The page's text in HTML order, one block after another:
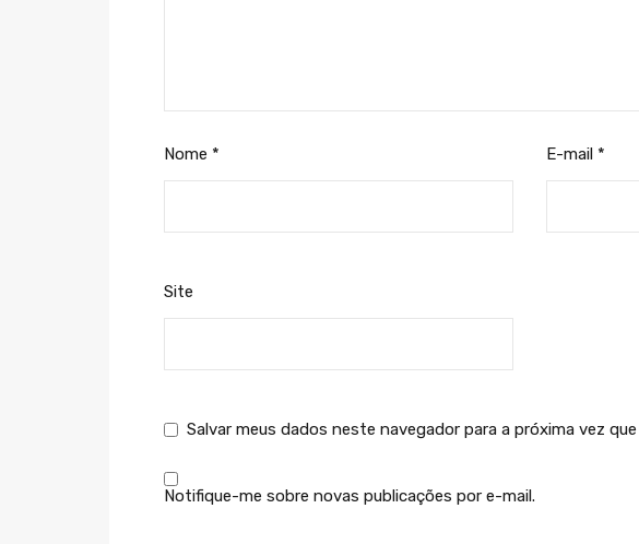
Nome * E-mail *
Site
Salvar meus dados neste navegador para a próxima vez
Notifique-me sobre novas publicações por e-mail.